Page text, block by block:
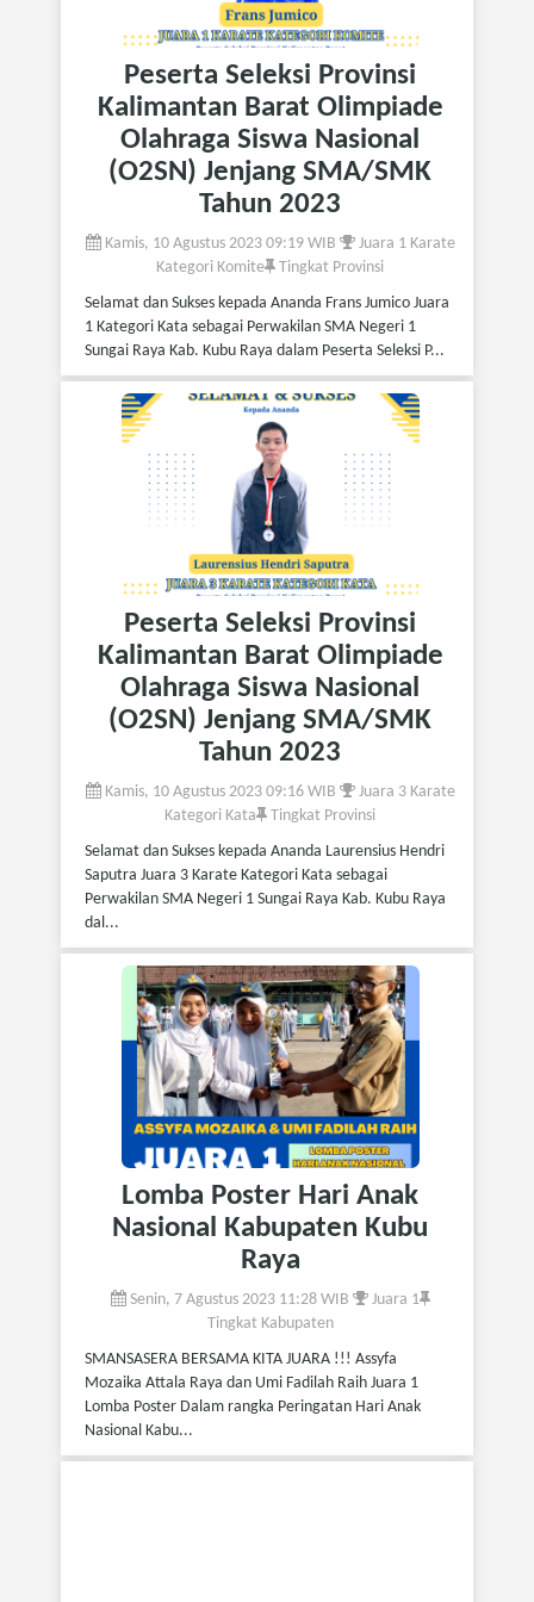
Peserta Seleksi Provinsi
Kalimantan Barat Olimpiade
Olahraga Siswa Nasional
(O2SN) Jenjang SMA/SMK
Tahun 2023
Kamis, 10 Agustus 2023 09:19 WIB
Juara 1 Karate
Kategori Komite
Tingkat Provinsi
Selamat dan Sukses kepada Ananda Frans Jumico Juara
1 Kategori Kata sebagai Perwakilan SMA Negeri 1
Sungai Raya Kab. Kubu Raya dalam Peserta Seleksi P...
Peserta Seleksi Provinsi
Kalimantan Barat Olimpiade
Olahraga Siswa Nasional
(O2SN) Jenjang SMA/SMK
Tahun 2023
Kamis, 10 Agustus 2023 09:16 WIB
Juara 3 Karate
Kategori Kata
Tingkat Provinsi
Selamat dan Sukses kepada Ananda Laurensius Hendri
Saputra Juara 3 Karate Kategori Kata sebagai
Perwakilan SMA Negeri 1 Sungai Raya Kab. Kubu Raya
dal...
Lomba Poster Hari Anak
Nasional Kabupaten Kubu
Raya
Senin, 7 Agustus 2023 11:28 WIB
Juara 1
Tingkat Kabupaten
SMANSASERA BERSAMA KITA JUARA !!! Assyfa
Mozaika Attala Raya dan Umi Fadilah Raih Juara 1
Lomba Poster Dalam rangka Peringatan Hari Anak
Nasional Kabu...